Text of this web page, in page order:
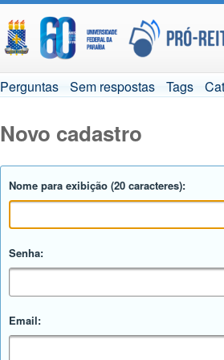
Perguntas Sem respostas Tags
Novo cadastro
Nome para exibição (20 caracteres):
Senha:
Email: